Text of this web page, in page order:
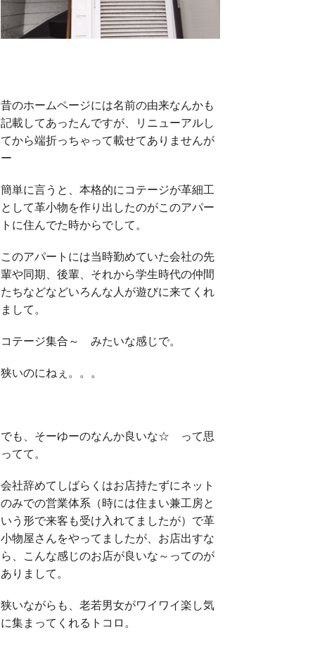
昔のホームページには名前の由来なんかも
記載してあったんですが、リニューアルし
てから端折っちゃって載せてありませんが
ー
簡単に言うと、本格的にコテージが革細工
として革小物を作り出したのがこのアパー
トに住んでた時からでして。
このアパートには当時勤めていた会社の先
輩や同期、後輩、それから学生時代の仲間
たちなどなどいろんな人が遊びに来てくれ
まして。
コテージ集合～ みたいな感じで。
狭いのにねぇ。。。
でも、そーゆーのなんか良いな☆ って思
ってて。
会社辞めてしばらくはお店持たずにネット
のみでの営業体系（時には住まい兼工房と
いう形で来客も受け入れてましたが）で革
小物屋さんをやってましたが、お店出すな
ら、こんな感じのお店が良いな～ってのが
ありまして。
狭いながらも、老若男女がワイワイ楽し気
に集まってくれるトコロ。